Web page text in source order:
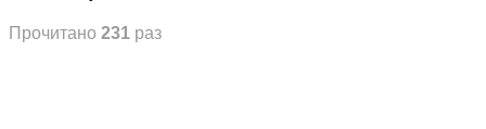
Прочитано 231 раз